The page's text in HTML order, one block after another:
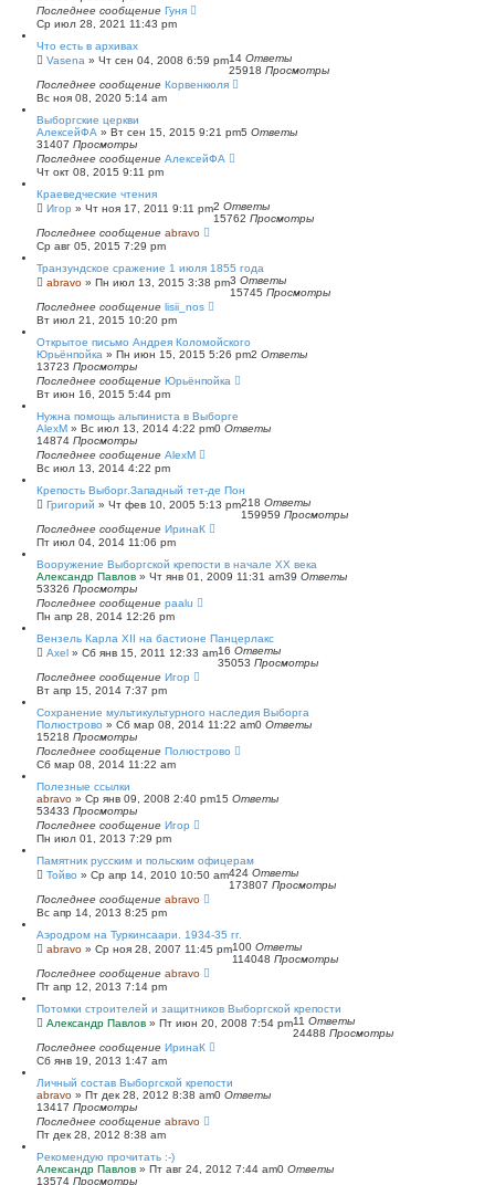
Последнее сообщение Гуня
Ср июл 28, 2021 11:43 pm
Что есть в архивах
Vasena » Чт сен 04, 2008 6:59 pm14 Ответы
25918 Просмотры
Последнее сообщение Корвенкюля
Вс ноя 08, 2020 5:14 am
Выборгские церкви
АлексейФА » Вт сен 15, 2015 9:21 pm5 Ответы
31407 Просмотры
Последнее сообщение АлексейФА
Чт окт 08, 2015 9:11 pm
Краеведческие чтения
Игор » Чт ноя 17, 2011 9:11 pm2 Ответы
15762 Просмотры
Последнее сообщение abravo
Ср авг 05, 2015 7:29 pm
Транзундское сражение 1 июля 1855 года
abravo » Пн июл 13, 2015 3:38 pm3 Ответы
15745 Просмотры
Последнее сообщение lisii_nos
Вт июл 21, 2015 10:20 pm
Открытое письмо Андрея Коломойского
Юрьёнпойка » Пн июн 15, 2015 5:26 pm2 Ответы
13723 Просмотры
Последнее сообщение Юрьёнпойка
Вт июн 16, 2015 5:44 pm
Нужна помощь альпиниста в Выборге
AlexM » Вс июл 13, 2014 4:22 pm0 Ответы
14874 Просмотры
Последнее сообщение AlexM
Вс июл 13, 2014 4:22 pm
Крепость Выборг.Западный тет-де Пон
Григорий » Чт фев 10, 2005 5:13 pm218 Ответы
159959 Просмотры
Последнее сообщение ИринаК
Пт июл 04, 2014 11:06 pm
Вооружение Выборгской крепости в начале ХХ века
Александр Павлов » Чт янв 01, 2009 11:31 am39 Ответы
53326 Просмотры
Последнее сообщение paalu
Пн апр 28, 2014 12:26 pm
Вензель Карла XII на бастионе Панцерлакс
Axel » Сб янв 15, 2011 12:33 am16 Ответы
35053 Просмотры
Последнее сообщение Игор
Вт апр 15, 2014 7:37 pm
Сохранение мультикультурного наследия Выборга
Полюстрово » Сб мар 08, 2014 11:22 am0 Ответы
15218 Просмотры
Последнее сообщение Полюстрово
Сб мар 08, 2014 11:22 am
Полезные ссылки
abravo » Ср янв 09, 2008 2:40 pm15 Ответы
53433 Просмотры
Последнее сообщение Игор
Пн июл 01, 2013 7:29 pm
Памятник русским и польским офицерам
Тойво » Ср апр 14, 2010 10:50 am424 Ответы
173807 Просмотры
Последнее сообщение abravo
Вс апр 14, 2013 8:25 pm
Аэродром на Туркинсаари. 1934-35 гг.
abravo » Ср ноя 28, 2007 11:45 pm100 Ответы
114048 Просмотры
Последнее сообщение abravo
Пт апр 12, 2013 7:14 pm
Потомки строителей и защитников Выборгской крепости
Александр Павлов » Пт июн 20, 2008 7:54 pm11 Ответы
24488 Просмотры
Последнее сообщение ИринаК
Сб янв 19, 2013 1:47 am
Личный состав Выборгской крепости
abravo » Пт дек 28, 2012 8:38 am0 Ответы
13417 Просмотры
Последнее сообщение abravo
Пт дек 28, 2012 8:38 am
Рекомендую прочитать :-)
Александр Павлов » Пт авг 24, 2012 7:44 am0 Ответы
13574 Просмотры